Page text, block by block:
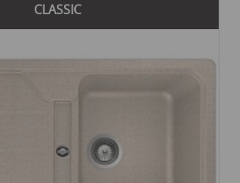
плиты, духовые шкафы и другие
с классическим дизайном,
и роскошь. "Heritage"
CLASSIC